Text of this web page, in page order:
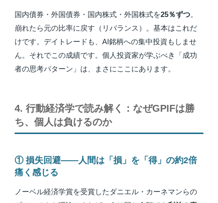
国内債券・外国債券・国内株式・外国株式を25％ずつ。
崩れたら元の比率に戻す（リバランス）。基本はこれだ
けです。デイトレードも、AI銘柄への集中投資もしませ
ん。それでこの成績です。個人投資家が学ぶべき「成功
者の思考パターン」は、まさにここにあります。
4. 行動経済学で読み解く：なぜGPIFは勝
ち、個人は負けるのか
① 損失回避——人間は「損」を「得」の約2倍
痛く感じる
ノーベル経済学賞を受賞したダニエル・カーネマンらの